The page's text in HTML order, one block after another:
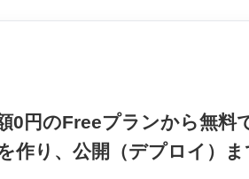
0円のFreeプランから無料
作り、公開（デプロイ）ま